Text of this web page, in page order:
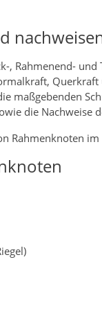
Rahmenend- und
Querkraft
maßgebenden
die Nachweise
Rahmenknoten im